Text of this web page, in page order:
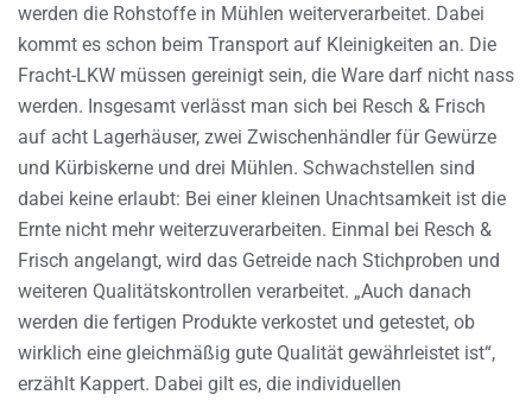
werden die Rohstoffe in Mühlen weiterverarbeitet. Dabei
kommt es schon beim Transport auf Kleinigkeiten an. Die
Fracht-LKW müssen gereinigt sein, die Ware darf nicht nass
werden. Insgesamt verlässt man sich bei Resch & Frisch
auf acht Lagerhäuser, zwei Zwischenhändler für Gewürze
und Kürbiskerne und drei Mühlen. Schwachstellen sind
dabei keine erlaubt: Bei einer kleinen Unachtsamkeit ist die
Ernte nicht mehr weiterzuverarbeiten. Einmal bei Resch &
Frisch angelangt, wird das Getreide nach Stichproben und
weiteren Qualitätskontrollen verarbeitet. „Auch danach
werden die fertigen Produkte verkostet und getestet, ob
wirklich eine gleichmäßig gute Qualität gewährleistet ist“,
erzählt Kappert. Dabei gilt es, die individuellen